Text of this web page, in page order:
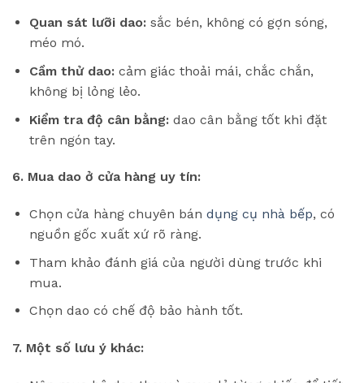
Quan sát lưỡi dao:sắc bén, không có gợn sóng,
méo mó.
Cầm thử dao:cảm giác thoải mái, chắc chắn,
không bị lỏng lẻo.
Kiểm tra độ cân bằng:dao cân bằng tốt khi đặt
trên ngón tay.
6. Mua dao ở cửa hàng uy tín:
Chọn cửa hàng chuyên bán dụng cụ nhà bếp, có
nguồn gốc xuất xứ rõ ràng.
Tham khảo đánh giá của người dùng trước khi
mua.
Chọn dao có chế độ bảo hành tốt.
7. Một số lưu ý khác: